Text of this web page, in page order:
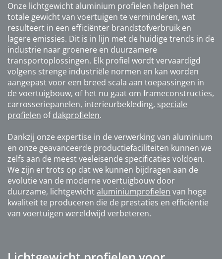
Onze lichtgewicht aluminium profielen helpen het
totale gewicht van voertuigen te verminderen, wat
resulteert in een efficiënter brandstofverbruik en
lagere emissies. Dit is in lijn met de huidige trends in de
industrie naar groenere en duurzamere
transportoplossingen. Elk profiel wordt vervaardigd
volgens strenge industriële normen en kan worden
aangepast voor een breed scala aan toepassingen in
de voertuigbouw, of het nu gaat om frameconstructies,
carrosseriepanelen, interieurbekleding, speciale
profielen ofdakprofielen.
Dankzij onze expertise in de verwerking van aluminium
en onze geavanceerde productiefaciliteiten kunnen we
zelfs aan de meest veeleisende specificaties voldoen.
We zijn er trots op dat we kunnen bijdragen aan de
evolutie van de moderne voertuigbouw door
duurzame, lichtgewichtaluminiumprofielen van hoge
kwaliteit te produceren die de prestaties en efficiëntie
van voertuigen wereldwijd verbeteren.